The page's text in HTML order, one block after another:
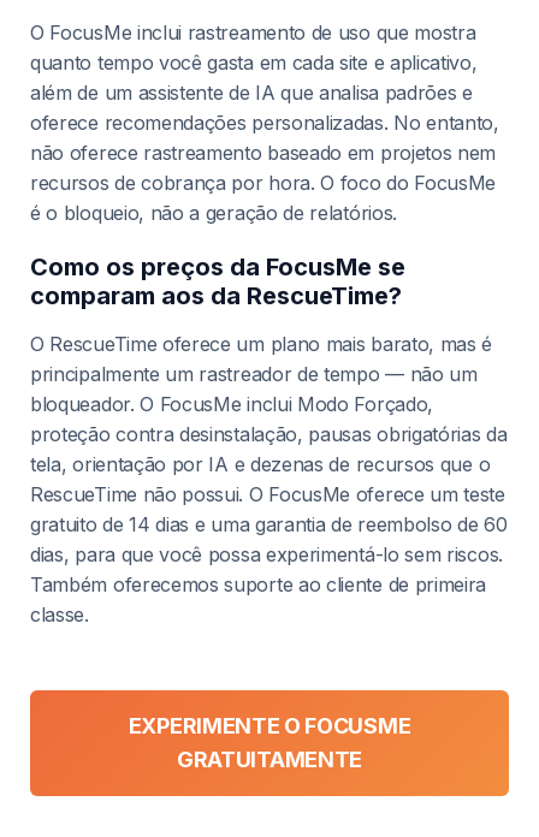
O FocusMe inclui rastreamento de uso que mostra
quanto tempo você gasta em cada site e aplicativo,
além de um assistente de IA que analisa padrões e
oferece recomendações personalizadas. No entanto,
não oferece rastreamento baseado em projetos nem
recursos de cobrança por hora. O foco do FocusMe
é o bloqueio, não a geração de relatórios.
Como os preços da FocusMe se
comparam aos da RescueTime?
O RescueTime oferece um plano mais barato, mas é
principalmente um rastreador de tempo — não um
bloqueador. O FocusMe inclui Modo Forçado,
proteção contra desinstalação, pausas obrigatórias da
tela, orientação por IA e dezenas de recursos que o
RescueTime não possui. O FocusMe oferece um teste
gratuito de 14 dias e uma garantia de reembolso de 60
dias, para que você possa experimentá-lo sem riscos.
Também oferecemos suporte ao cliente de primeira
classe.
EXPERIMENTE O FOCUSME
GRATUITAMENTE